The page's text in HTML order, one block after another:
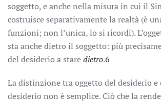
soggetto, e anche nella misura in cui il
costruisce separativamente la realtà (è
funzioni; non l’unica, lo si ricordi).
sta anche dietro il soggetto: più
del desiderio a staredietro.6
La distinzione tra oggetto del desiderio e
desiderio non è semplice. Ciò che la